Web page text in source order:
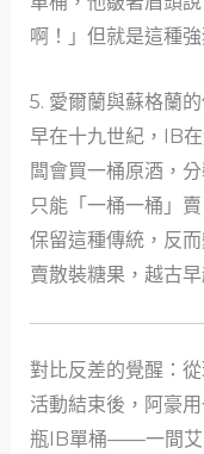
啊！」但就是這種
5. 愛爾蘭與蘇格蘭
早在十九世紀，IB
闆會買一桶原酒，
只能「一桶一桶」
保留這種傳統，反
賣散裝糖果，越古早
對比反差的覺醒：
活動結束後，阿豪
瓶IB單桶——一間艾